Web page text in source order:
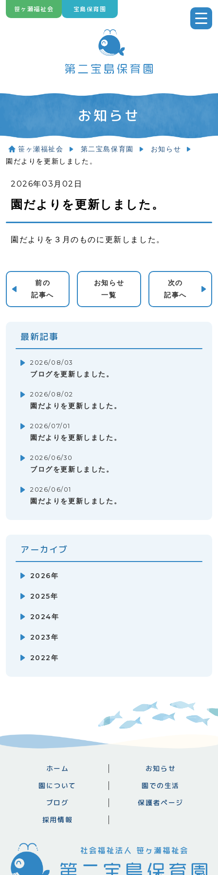
Skip
to
笹ヶ瀬福祉会 宝島保育園
お知らせ
笹ヶ瀬福祉会 第二宝島保育園
お知らせ
園だよりを更新しました。
2026年03月02日
園だよりを更新しました。
園だよりを３月のものに更新しました。
前の
記事へ
お知らせ
一覧
次の
記事へ
最新記事
2026/08/03
ブログを更新しました。
2026/08/02
園だよりを更新しました。
2026/07/01
園だよりを更新しました。
2026/06/30
ブログを更新しました。
2026/06/01
園だよりを更新しました。
アーカイブ
2026年
2025年
2024年
2023年
2022年
ホーム
お知らせ
園について
園での生活
ブログ
保護者ページ
採用情報